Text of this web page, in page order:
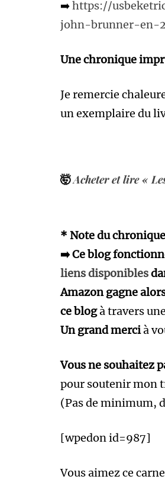
➡️https://
john-brunner-en-
Une chronique
Je remercie
un exemplaire du
🤯Acheter et lire «
* Note du
➡️ Ce blog
liens disponibles
Amazon gagne
ce blogà travers
Un grand mercià
Vous ne souhaitez
pour soutenir mon
(Pas de minimum,
[wpedon id=987]
Vous aimez ce